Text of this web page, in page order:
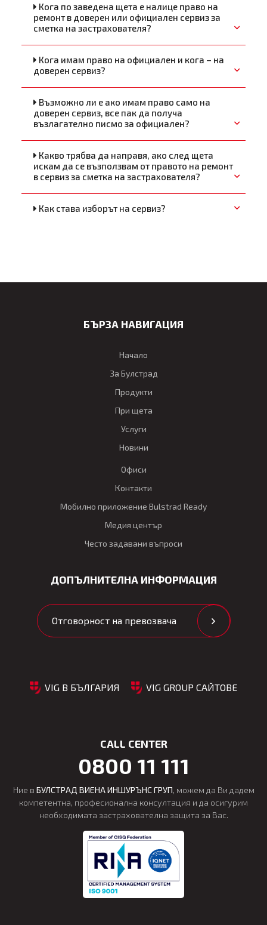
Кога по заведена щета е налице право на
ремонт в доверен или официален сервиз за
сметка на застрахователя?
Кога имам право на официален и кога – на
доверен сервиз?
Възможно ли е ако имам право само на
доверен сервиз, все пак да получа
възлагателно писмо за официален?
Какво трябва да направя, ако след щета
искам да се възползвам от правото на ремонт
в сервиз за сметка на застрахователя?
Как става изборът на сервиз?
БЪРЗА НАВИГАЦИЯ
Начало
За Булстрад
Продукти
При щета
Услуги
Новини
Офиси
Контакти
Мобилно приложение Bulstrad Ready
Медия център
Често задавани въпроси
ДОПЪЛНИТЕЛНА ИНФОРМАЦИЯ
Отговорност на превозвача
VIG В БЪЛГАРИЯ VIG GROUP САЙТОВЕ
CALL CENTER
0800 11 111
Ние в БУЛСТРАД ВИЕНА ИНШУРЪНС ГРУП, можем да Ви дадем
компетентна, професионална консултация и да осигурим
необходимата застрахователна защита за Вас.